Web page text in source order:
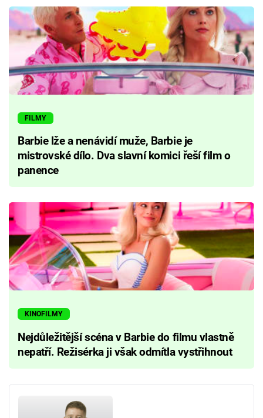
FILMY
Barbie lže a nenávidí muže, Barbie je
mistrovské dílo. Dva slavní komici řeší film o
panence
KINOFILMY
Nejdůležitější scéna v Barbie do filmu vlastně
nepatří. Režisérka ji však odmítla vystřihnout